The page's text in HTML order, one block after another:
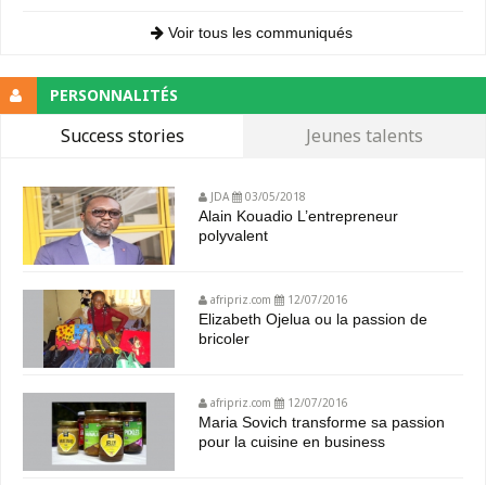
Voir tous les communiqués
PERSONNALITÉS
Success stories Jeunes talents
JDA 03/05/2018
Alain Kouadio L’entrepreneur
polyvalent
afripriz.com 12/07/2016
Elizabeth Ojelua ou la passion de
bricoler
afripriz.com 12/07/2016
Maria Sovich transforme sa passion
pour la cuisine en business